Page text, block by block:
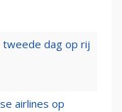
dag op rij
airlines op